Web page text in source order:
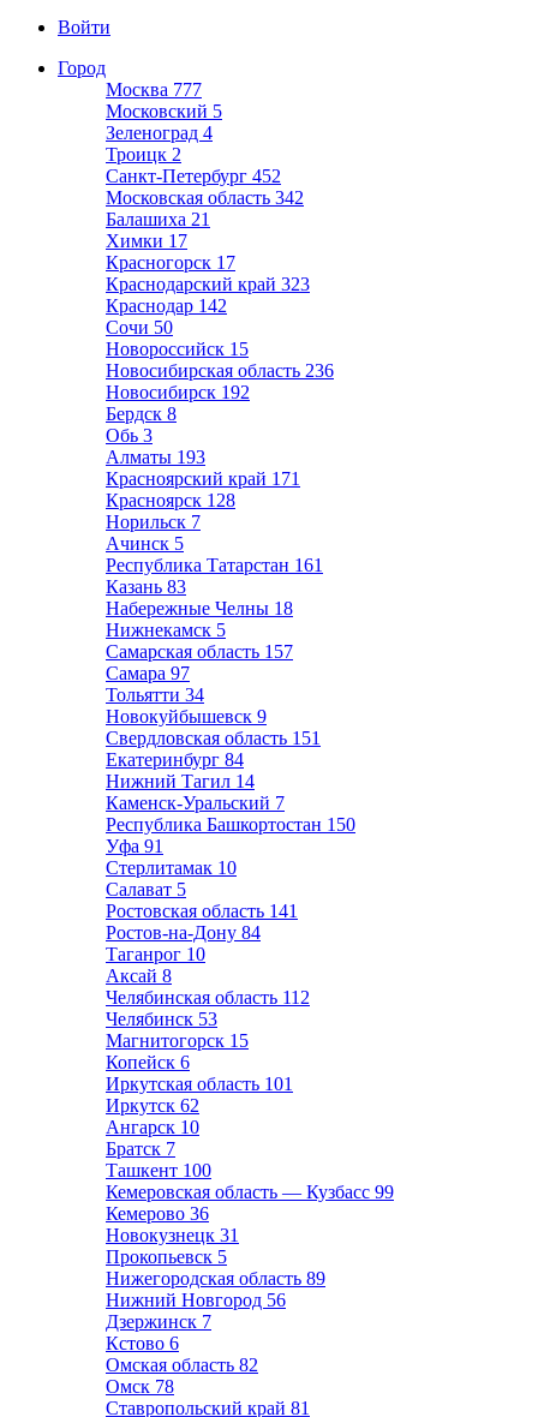
Войти
Город
Москва 777
Московский 5
Зеленоград 4
Троицк 2
Санкт-Петербург 452
Московская область 342
Балашиха 21
Химки 17
Красногорск 17
Краснодарский край 323
Краснодар 142
Сочи 50
Новороссийск 15
Новосибирская область 236
Новосибирск 192
Бердск 8
Обь 3
Алматы 193
Красноярский край 171
Красноярск 128
Норильск 7
Ачинск 5
Республика Татарстан 161
Казань 83
Набережные Челны 18
Нижнекамск 5
Самарская область 157
Самара 97
Тольятти 34
Новокуйбышевск 9
Свердловская область 151
Екатеринбург 84
Нижний Тагил 14
Каменск-Уральский 7
Республика Башкортостан 150
Уфа 91
Стерлитамак 10
Салават 5
Ростовская область 141
Ростов-на-Дону 84
Таганрог 10
Аксай 8
Челябинская область 112
Челябинск 53
Магнитогорск 15
Копейск 6
Иркутская область 101
Иркутск 62
Ангарск 10
Братск 7
Ташкент 100
Кемеровская область — Кузбасс 99
Кемерово 36
Новокузнецк 31
Прокопьевск 5
Нижегородская область 89
Нижний Новгород 56
Дзержинск 7
Кстово 6
Омская область 82
Омск 78
Ставропольский край 81